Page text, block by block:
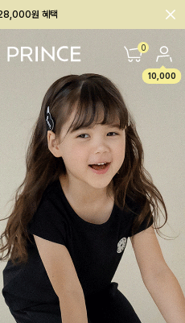
입하면 ~60% 할인!
원 혜택 0
10,000
아우터/상의 하의/레깅스